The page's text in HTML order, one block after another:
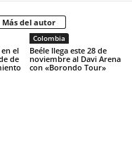
Más del autor
el
de
Colombia
Beéle llega este 28 de
noviembre al Davi Arena
con «Borondo Tour»